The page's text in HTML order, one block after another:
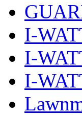
I-
I-
I-